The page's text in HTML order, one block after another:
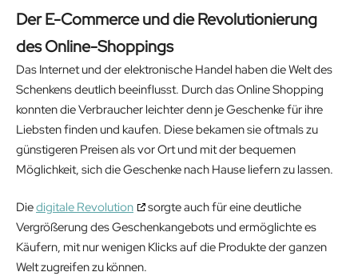
Der E-Commerce und die Revolutionierung
des Online-Shoppings
Das Internet und der elektronische Handel haben die Welt des
Schenkens deutlich beeinflusst. Durch das Online Shopping
konnten die Verbraucher leichter denn je Geschenke für ihre
Liebsten finden und kaufen. Diese bekamen sie oftmals zu
günstigeren Preisen als vor Ort und mit der bequemen
Möglichkeit, sich die Geschenke nach Hause liefern zu lassen.
Diedigitale Revolution
sorgte auch für eine deutliche
Vergrößerung des Geschenkangebots und ermöglichte es
Käufern, mit nur wenigen Klicks auf die Produkte der ganzen
Welt zugreifen zu können.